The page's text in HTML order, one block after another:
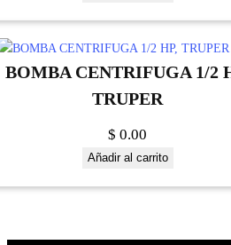
BOMBA CENTRIFUGA 1/2
TRUPER
$ 0.00
Añadir al carrito